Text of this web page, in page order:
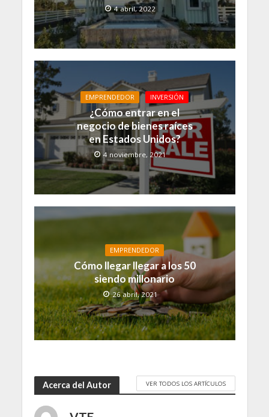
4 abril, 2022
EMPRENDEDOR INVERSIÓN
¿Cómo entrar en el
negocio de bienes raíces
en Estados Unidos?
4 noviembre, 2021
EMPRENDEDOR
Cómo llegar llegar a los 50
siendo millonario
26 abril, 2021
Acerca del Autor VER TODOS LOS ARTÍCULOS